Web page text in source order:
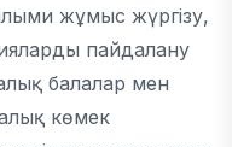
жұмыс жүргізу,
пайдалану
балалар мен
көмек